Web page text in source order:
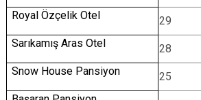
Royal Özçelik Otel
29
Sarıkamış Aras Otel
28
Snow House Pansiyon
25